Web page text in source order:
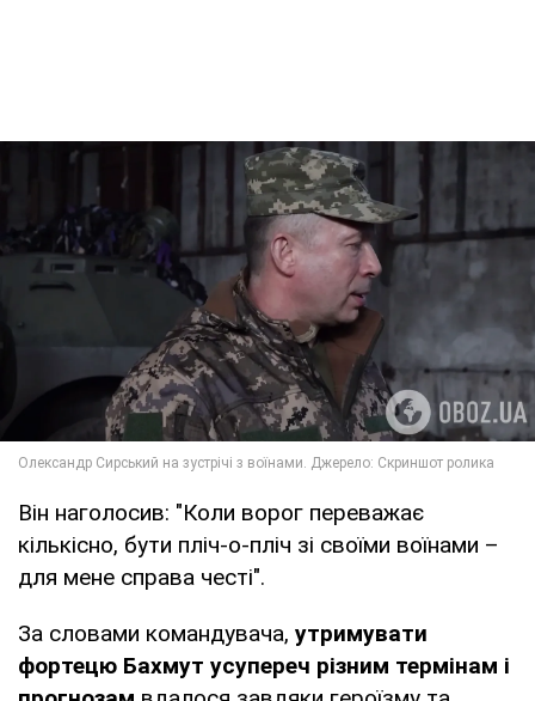
Він наголосив: "Коли ворог переважає
кількісно, бути пліч-о-пліч зі своїми воїнами –
для мене справа честі".
За словами командувача, утримувати
фортецю Бахмут усупереч різним термінам і